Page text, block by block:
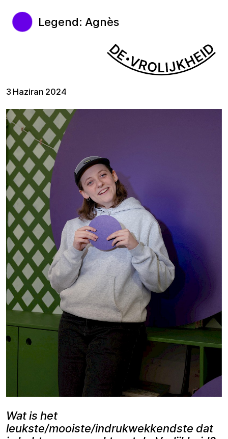
Legend: Agnès
3 Haziran 2024
Wat is het
leukste/mooiste/indrukwekkendste dat